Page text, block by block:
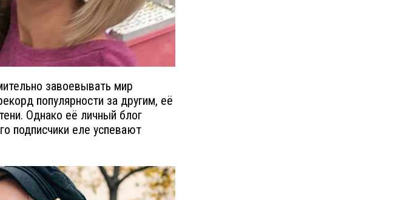
завоевывать мир
популярности за другим, её
Однако её личный блог
подписчики еле успевают